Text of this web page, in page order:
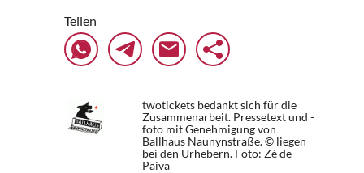
Teilen
twotickets bedankt sich für die
Zusammenarbeit. Pressetext und -
foto mit Genehmigung von
Ballhaus Naunynstraße. © liegen
bei den Urhebern. Foto: Zé de
Paiva